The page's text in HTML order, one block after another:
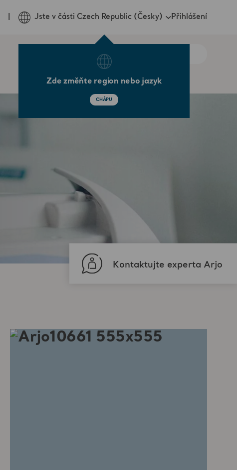
Jste v části Czech Republic (Česky)
Zde změňte region nebo jazyk
CHÁPU
Přihlášení
Kontaktujte experta Arjo